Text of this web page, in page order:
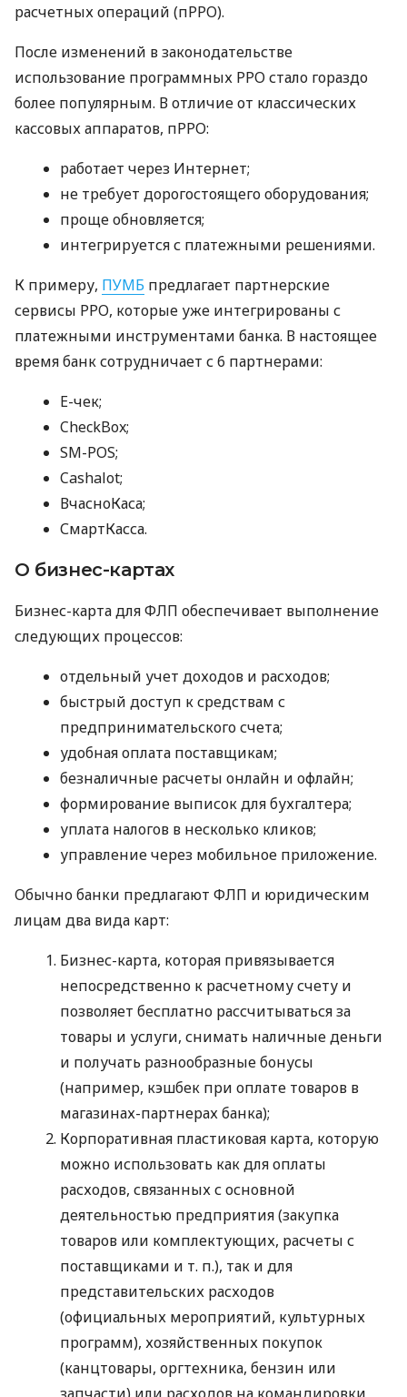
расчетных операций (пРРО).
После изменений в законодательстве
использование программных РРО стало гораздо
более популярным. В отличие от классических
кассовых аппаратов, пРРО:
работает через Интернет;
не требует дорогостоящего оборудования;
проще обновляется;
интегрируется с платежными решениями.
К примеру, ПУМБ предлагает партнерские
сервисы РРО, которые уже интегрированы с
платежными инструментами банка. В настоящее
время банк сотрудничает с 6 партнерами:
E-чек;
CheckBox;
SM-POS;
Cashalot;
ВчасноКаса;
СмартКасса.
О бизнес-картах
Бизнес-карта для ФЛП обеспечивает выполнение
следующих процессов:
отдельный учет доходов и расходов;
быстрый доступ к средствам с
предпринимательского счета;
удобная оплата поставщикам;
безналичные расчеты онлайн и офлайн;
формирование выписок для бухгалтера;
уплата налогов в несколько кликов;
управление через мобильное приложение.
Обычно банки предлагают ФЛП и юридическим
лицам два вида карт:
Бизнес-карта, которая привязывается
непосредственно к расчетному счету и
позволяет бесплатно рассчитываться за
товары и услуги, снимать наличные деньги
и получать разнообразные бонусы
(например, кэшбек при оплате товаров в
магазинах-партнерах банка);
Корпоративная пластиковая карта, которую
можно использовать как для оплаты
расходов, связанных с основной
деятельностью предприятия (закупка
товаров или комплектующих, расчеты с
поставщиками и т. п.), так и для
представительских расходов
(официальных мероприятий, культурных
программ), хозяйственных покупок
(канцтовары, оргтехника, бензин или